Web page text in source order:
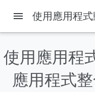
這個頁面中的內容
1. 總覽
建構項目
menu
使用應用程
應用程式